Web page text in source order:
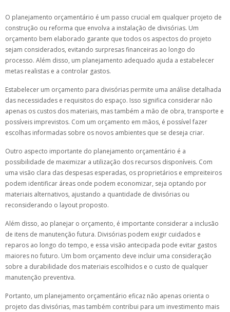
O planejamento orçamentário é um passo crucial em qualquer projeto de
construção ou reforma que envolva a instalação de divisórias. Um
orçamento bem elaborado garante que todos os aspectos do projeto
sejam considerados, evitando surpresas financeiras ao longo do
processo. Além disso, um planejamento adequado ajuda a estabelecer
metas realistas e a controlar gastos.
Estabelecer um orçamento para divisórias permite uma análise detalhada
das necessidades e requisitos do espaço. Isso significa considerar não
apenas os custos dos materiais, mas também a mão de obra, transporte e
possíveis imprevistos. Com um orçamento em mãos, é possível fazer
escolhas informadas sobre os novos ambientes que se deseja criar.
Outro aspecto importante do planejamento orçamentário é a
possibilidade de maximizar a utilização dos recursos disponíveis. Com
uma visão clara das despesas esperadas, os proprietários e empreiteiros
podem identificar áreas onde podem economizar, seja optando por
materiais alternativos, ajustando a quantidade de divisórias ou
reconsiderando o layout proposto.
Além disso, ao planejar o orçamento, é importante considerar a inclusão
de itens de manutenção futura. Divisórias podem exigir cuidados e
reparos ao longo do tempo, e essa visão antecipada pode evitar gastos
maiores no futuro. Um bom orçamento deve incluir uma consideração
sobre a durabilidade dos materiais escolhidos e o custo de qualquer
manutenção preventiva.
Portanto, um planejamento orçamentário eficaz não apenas orienta o
projeto das divisórias, mas também contribui para um investimento mais